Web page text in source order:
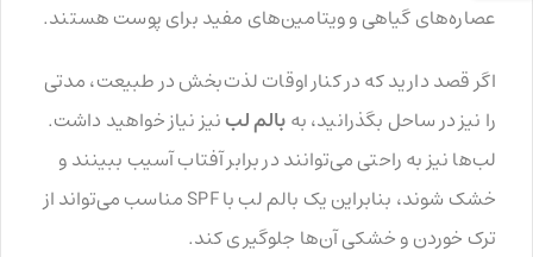
عصاره‌های گیاهی و ویتامین‌های مفید برای پوست هستند.
اگر قصد دارید که در کنار اوقات لذت‌بخش در طبیعت، مدتی
را نیز در ساحل بگذرانید، بهبالم لبنیز نیاز خواهید داشت.
لب‌ها نیز به راحتی می‌توانند در برابر آفتاب آسیب ببینند و
خشک شوند، بنابراین یک بالم لب با SPF مناسب می‌تواند از
ترک خوردن و خشکی آن‌ها جلوگیری کند.